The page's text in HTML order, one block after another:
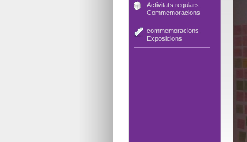
Activitats regulars
Commemoracions
commemoracions
Exposicions